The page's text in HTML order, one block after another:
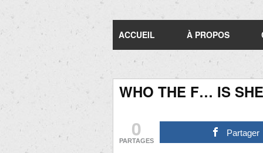
ACCUEIL À PROPOS
WHO THE F… IS
0
PARTAGES
Partager